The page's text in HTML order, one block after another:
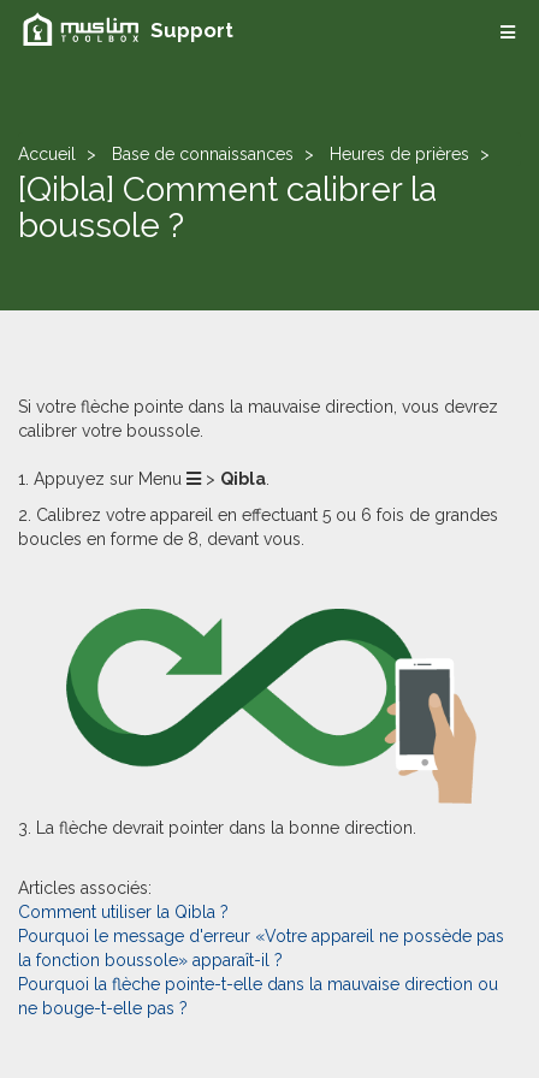
Support
Accueil Base de connaissances Heures de prières
[Qibla] Comment calibrer la
boussole ?
Si votre flèche pointe dans la mauvaise direction, vous devrez
calibrer votre boussole.
1. Appuyez sur Menu > Qibla
2. Calibrez votre appareil en effectuant 5 ou 6 fois de grandes
boucles en forme de 8, devant vous.
3. La flèche devrait pointer dans la bonne direction.
Articles associés:
Comment utiliser la Qibla ?
Pourquoi le message d'erreur «Votre appareil ne possède pas
la fonction boussole» apparaît-il ?
Pourquoi la flèche pointe-t-elle dans la mauvaise direction ou
ne bouge-t-elle pas ?